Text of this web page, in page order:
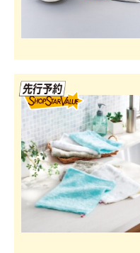
ください。
・傷、はれもの、湿疹
でください。
・使用中、又は使用後
かゆみ、刺激、色抜け
あらわれたときは、使
にご相談されることを
そのまま使用を続けま
す。
・乳幼児の手の届かな
・極端に高温又は低温
には保管しないでくださ
・使用後は必ずしっか
・目に入ったときは、
・天然由来の成分を配